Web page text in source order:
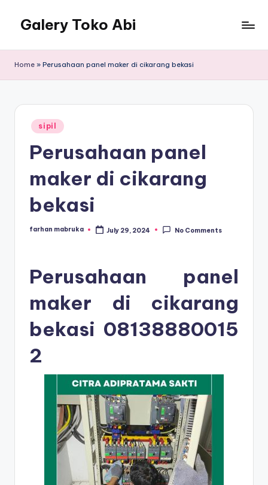
Galery Toko Abi
Home » Perusahaan panel maker di cikarang bekasi
Posted
in
sipil
Perusahaan panel
maker di cikarang
bekasi
Posted
farhan mabruka July 29, 2024 No Comments
Perusahaan panel
maker di cikarang
bekasi 08138880015
2